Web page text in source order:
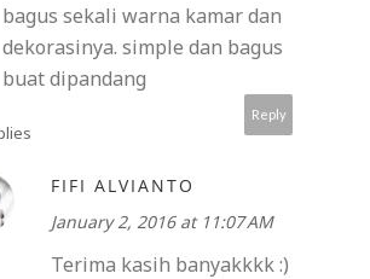
bagus sekali warna kamar dan
dekorasinya. simple dan bagus
buat dipandang
Reply
FIFI ALVIANTO
January 2, 2016 at 11:07 AM
Terima kasih banyakkkk :)